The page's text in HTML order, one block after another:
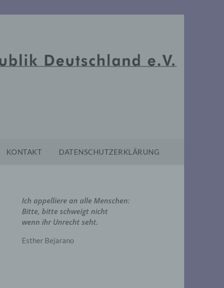
KONTAKT DATENSCHUTZERKLÄRUNG
Ich appelliere an alle Menschen:
Bitte, bitte schweigt nicht
wenn ihr Unrecht seht.
Esther Bejarano